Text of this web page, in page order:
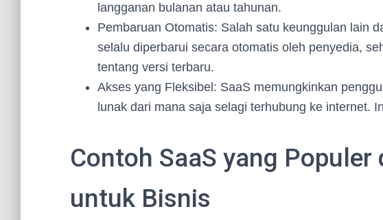
langganan bulanan atau tahunan.
Pembaruan Otomatis: Salah satu keunggulan lain
selalu diperbarui secara otomatis oleh penyedia,
tentang versi terbaru.
Akses yang Fleksibel: SaaS memungkinkan
lunak dari mana saja selagi terhubung ke internet.
Contoh SaaS yang Populer
untuk Bisnis